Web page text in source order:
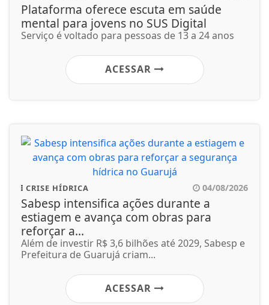
Plataforma oferece escuta em saúde
mental para jovens no SUS Digital
Serviço é voltado para pessoas de 13 a 24 anos
ACESSAR
CRISE HÍDRICA 04/08/2026
Sabesp intensifica ações durante a
estiagem e avança com obras para
reforçar a...
Além de investir R$ 3,6 bilhões até 2029, Sabesp e
Prefeitura de Guarujá criam...
ACESSAR